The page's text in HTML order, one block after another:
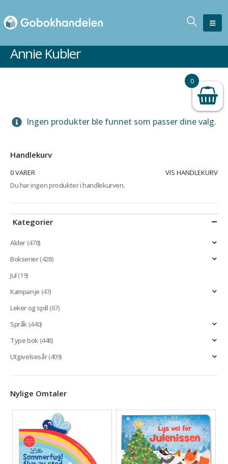
Annie Kubler
Ingen produkter ble funnet som passer dine valg.
Handlekurv
0 VARER
VIS HANDLEKURV
Du har ingen produkter i handlekurven.
Kategorier
Alder(478)
Bokserier(428)
Jul(19)
Kampanje (47)
Leker og spill(67)
Språk(440)
Type bok(448)
Utgivelsesår(409)
Nylige Omtaler
0